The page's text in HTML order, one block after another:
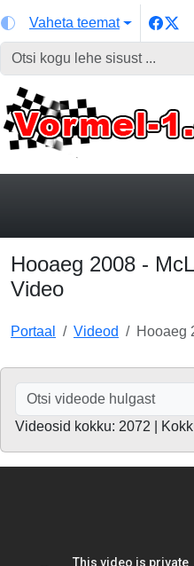
Vaheta teemat
Hooaeg 2008 -
Video
Portaal Videod Hooaeg
Videosid kokku: 2072 |